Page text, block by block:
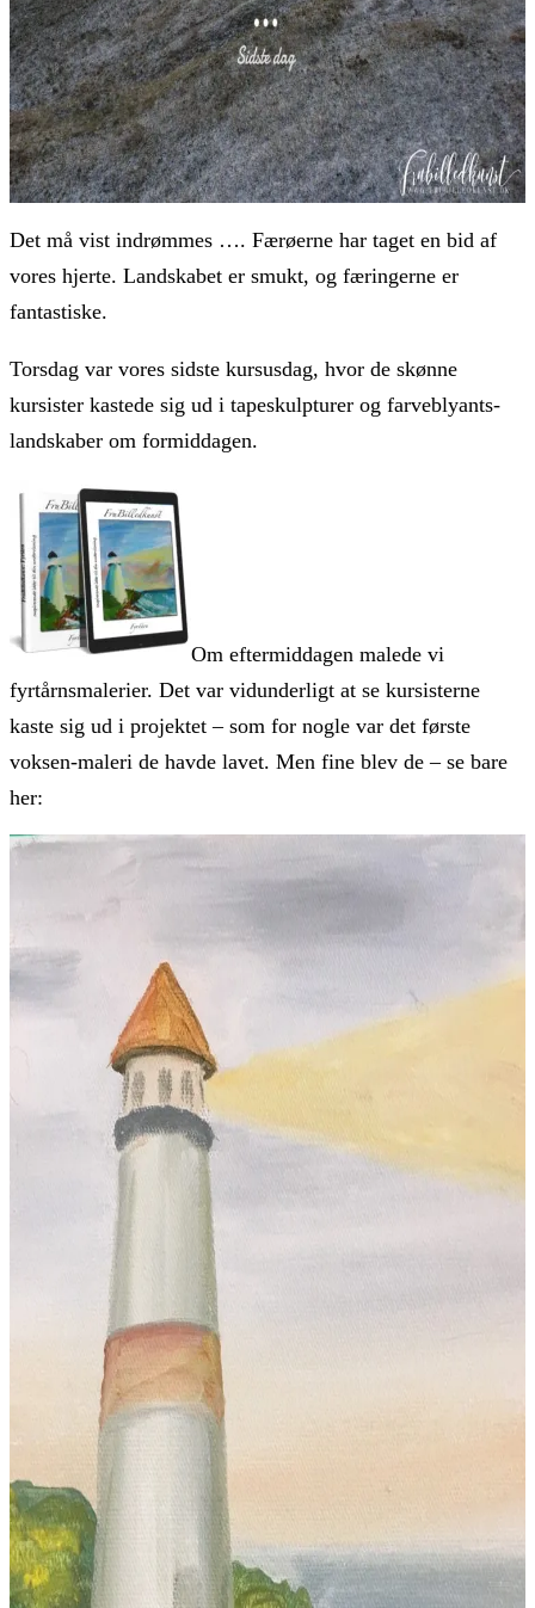
Det må vist indrømmes …. Færøerne har taget en bid af
vores hjerte. Landskabet er smukt, og færingerne er
fantastiske.
Torsdag var vores sidste kursusdag, hvor de skønne
kursister kastede sig ud i tapeskulpturer og farveblyants-
landskaber om formiddagen.
Om eftermiddagen malede vi
fyrtårnsmalerier. Det var vidunderligt at se kursisterne
kaste sig ud i projektet – som for nogle var det første
voksen-maleri de havde lavet. Men fine blev de – se bare
her: